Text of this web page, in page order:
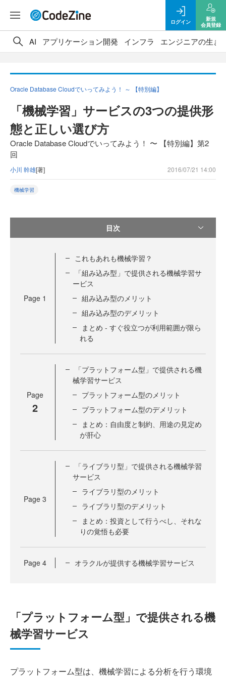
ログイン
新規
会員登録
AI アプリケーション開発 インフラ エンジニアの生き
Oracle Database Cloudでいってみよう！ ～ 【特別編】
「機械学習」サービスの3つの提供形
態と正しい選び方
Oracle Database Cloudでいってみよう！ 〜 【特別編】第2
回
小川 幹雄[著] 2016/07/21 14:00
機械学習
目次
Page 1
これもあれも機械学習？
「組み込み型」で提供される機械学習サ
ービス
組み込み型のメリット
組み込み型のデメリット
まとめ - すぐ役立つが利用範囲が限ら
れる
Page
2
「プラットフォーム型」で提供される機
械学習サービス
プラットフォーム型のメリット
プラットフォーム型のデメリット
まとめ：自由度と制約、用途の見定め
が肝心
Page 3
「ライブラリ型」で提供される機械学習
サービス
ライブラリ型のメリット
ライブラリ型のデメリット
まとめ：投資として行うべし、それな
りの覚悟も必要
Page 4 オラクルが提供する機械学習サービス
「プラットフォーム型」で提供される機
械学習サービス
プラットフォーム型は、機械学習による分析を行う環境